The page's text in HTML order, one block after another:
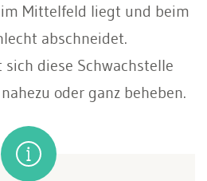
Mittelfeld liegt und beim
abschneidet.
diese Schwachstelle
oder ganz beheben.